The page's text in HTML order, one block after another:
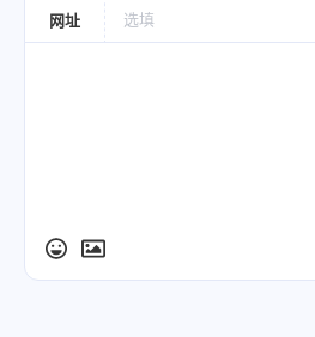
网址